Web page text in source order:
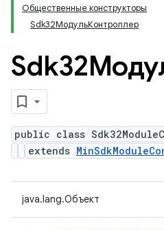
Общественные конструкторы
Sdk32МодульКонтроллер
public class
extends
java.lang.Объект